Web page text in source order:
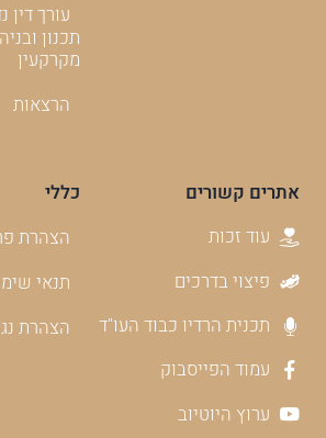
עורך דין
תכנון
מקרקעין
הרצאות
אתרים קשורים
עוד זכות
פיצוי בדרכים
תכנית הרדיו כבוד העו"ד
עמוד הפייסבוק
ערוץ היוטיוב
כללי
הצהרת
תנאי
הצהרת